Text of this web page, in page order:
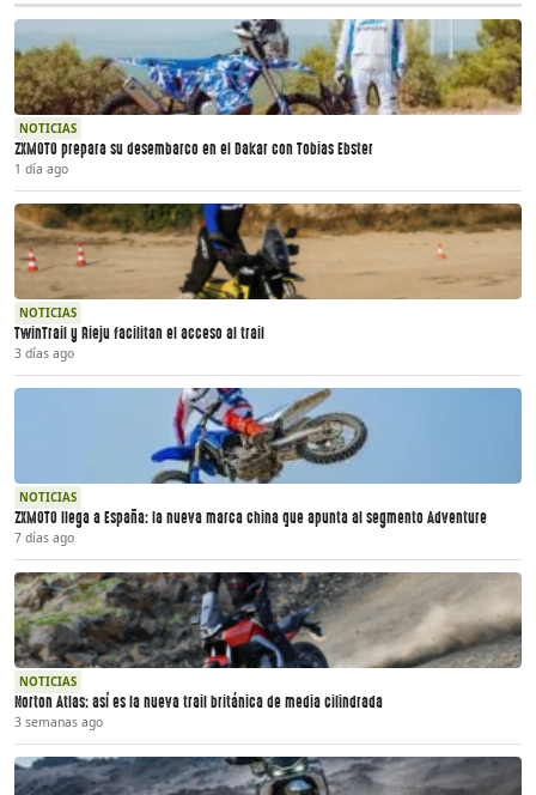
NOTICIAS
ZXMOTO prepara su desembarco en el Dakar con Tobias Ebster
1 día ago
NOTICIAS
TwinTrail y Rieju facilitan el acceso al trail
3 días ago
NOTICIAS
ZXMOTO llega a España: la nueva marca china que apunta al segmento Adventure
7 días ago
NOTICIAS
Norton Atlas: así es la nueva trail británica de media cilindrada
3 semanas ago